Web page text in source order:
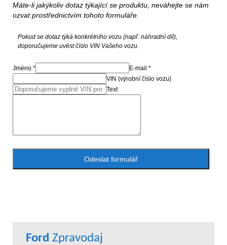
Máte-li jakýkoliv dotaz týkající se produktu, neváhejte se nám
ozvat prostřednictvím tohoto formuláře.
Pokud se dotaz týká konkrétního vozu (např. náhradní díl),
doporučujeme uvést číslo VIN Vašeho vozu.
Jméno *
E-mail *
VIN (výrobní číslo vozu)
Text
Odeslat formulář
Ford Zpravodaj